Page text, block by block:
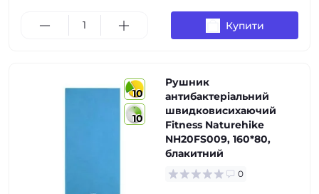
Купити
10
10
Рушник
антибактеріальний
швидковисихаючий
Fitness Naturehike
NH20FS009, 160*80,
блакитний
0